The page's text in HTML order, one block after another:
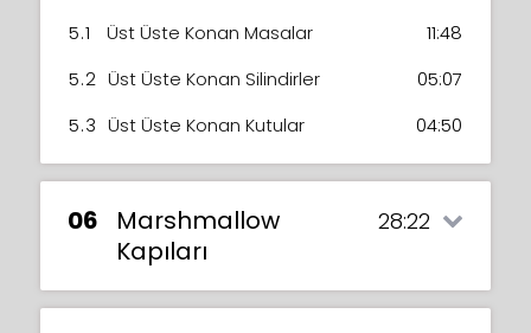
5.1 Üst Üste Konan Masalar
11:48
5.2 Üst Üste Konan Silindirler
05:07
5.3 Üst Üste Konan Kutular 04:50
06
Marshmallow
Kapıları
28:22